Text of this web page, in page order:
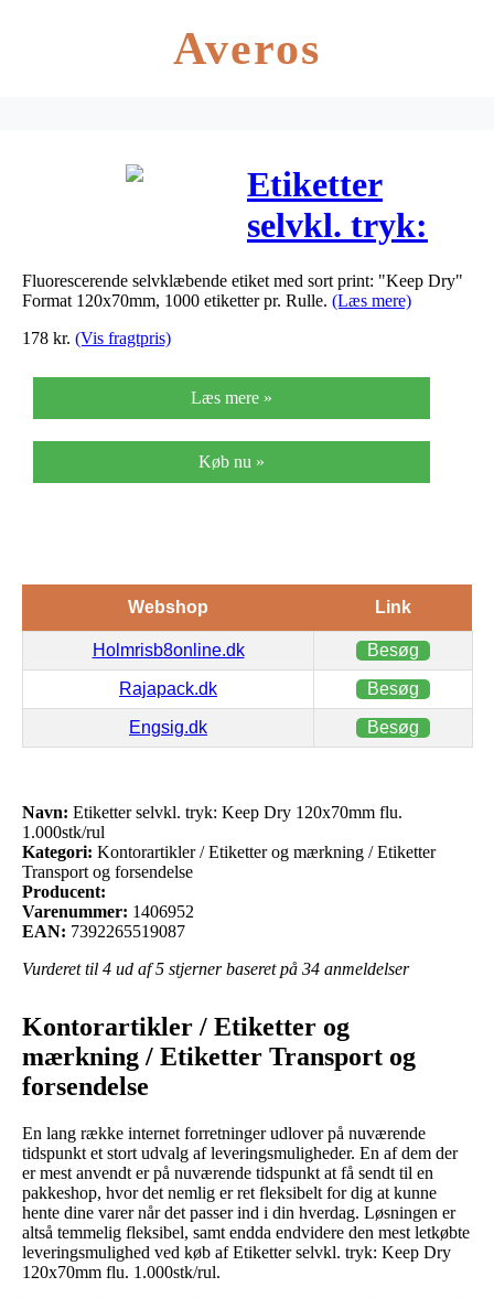
Averos
Etiketter
selvkl. tryk:
Keep Dry
120x70mm flu.
Fluorescerende selvklæbende etiket med sort print: "Keep Dry"
Format 120x70mm, 1000 etiketter pr. Rulle. (Læs mere)
178 kr. (Vis fragtpris)
Læs mere »
Køb nu »
Webshop Link
Holmrisb8online.dk Besøg
Rajapack.dk Besøg
Engsig.dk Besøg
Navn: Etiketter selvkl. tryk: Keep Dry 120x70mm flu.
1.000stk/rul
Kategori: Kontorartikler / Etiketter og mærkning / Etiketter
Transport og forsendelse
Producent:
Varenummer: 1406952
EAN: 7392265519087
Vurderet til 4 ud af 5 stjerner baseret på 34 anmeldelser
Kontorartikler / Etiketter og
mærkning / Etiketter Transport og
forsendelse
En lang række internet forretninger udlover på nuværende
tidspunkt et stort udvalg af leveringsmuligheder. En af dem der
er mest anvendt er på nuværende tidspunkt at få sendt til en
pakkeshop, hvor det nemlig er ret fleksibelt for dig at kunne
hente dine varer når det passer ind i din hverdag. Løsningen er
altså temmelig fleksibel, samt endda endvidere den mest letkøbte
leveringsmulighed ved køb af Etiketter selvkl. tryk: Keep Dry
120x70mm flu. 1.000stk/rul.